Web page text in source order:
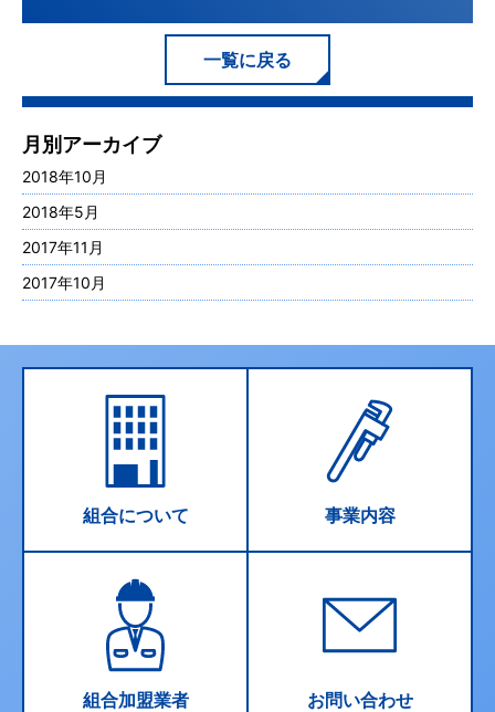
一覧に戻る
月別アーカイブ
2018年10月
2018年5月
2017年11月
2017年10月
組合について 事業内容
組合加盟業者 お問い合わせ